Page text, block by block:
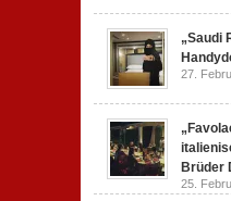
„Saudi
27.
Brüder
25.